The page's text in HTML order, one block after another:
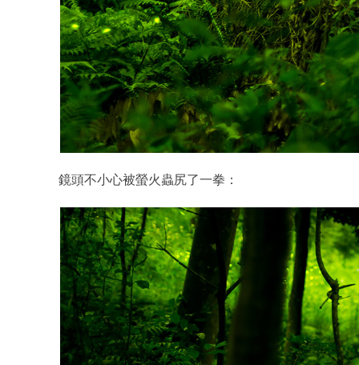
鏡頭不小心被螢火蟲尻了一拳：